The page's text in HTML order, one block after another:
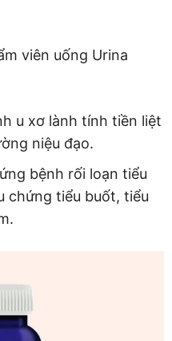
viên uống Urina
u xơ lành tính tiền liệt
niệu đạo.
bệnh rối loạn tiểu
chứng tiểu buốt, tiểu